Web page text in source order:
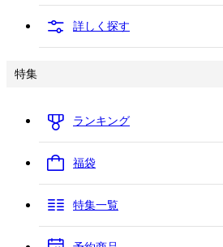
詳しく探す
特集
ランキング
福袋
特集一覧